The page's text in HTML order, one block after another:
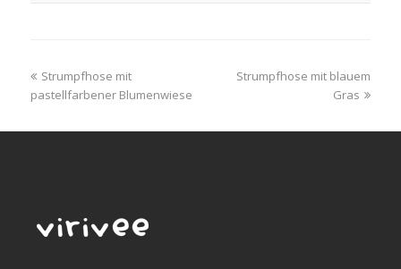
previous
post:
Strumpfhose mit
pastellfarbener Blumenwiese
next
Strumpfhose mit blauem
Gras